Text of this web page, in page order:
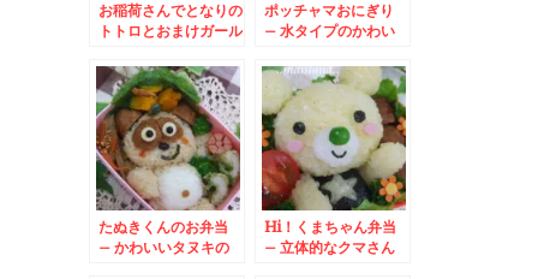
お稲荷さんでとなりの
トトロとおまけガール
ポッチャマおにぎり
– 水タイプのかわい
たぬきくんのお弁当
– かわいいタヌキの
Hi！くまちゃん弁当
– 立体的なクマさん